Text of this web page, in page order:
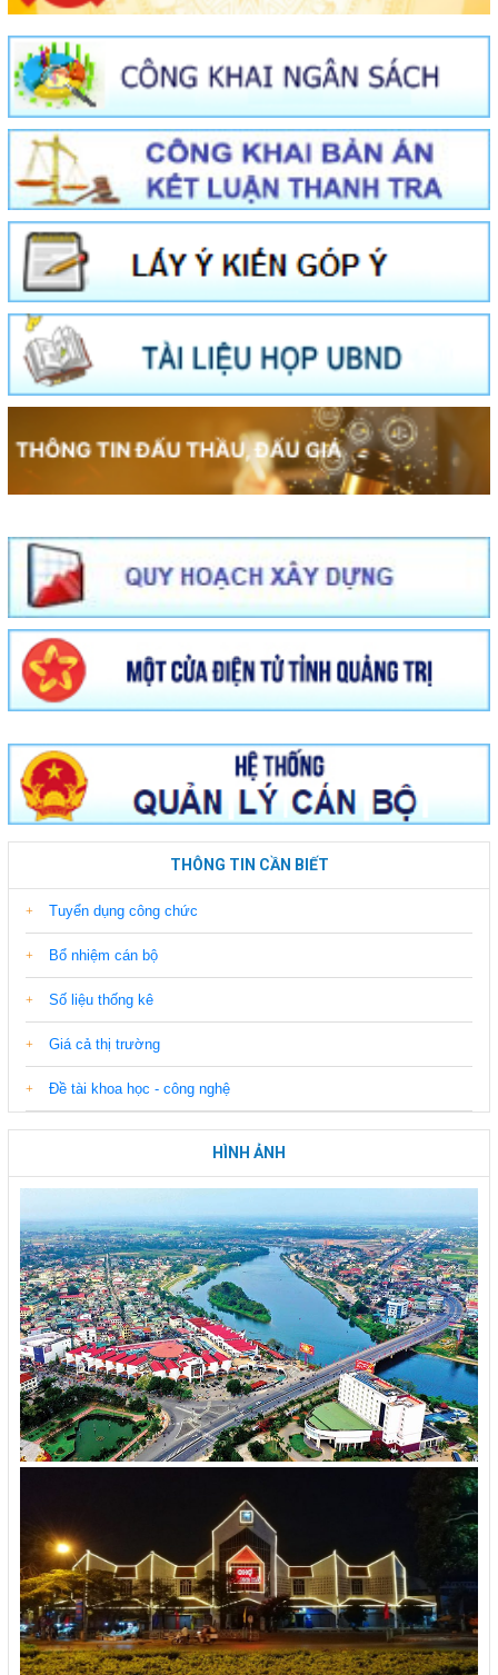
THÔNG TIN CẦN BIẾT
Tuyển dụng công chức
Bổ nhiệm cán bộ
Số liệu thống kê
Giá cả thị trường
Đề tài khoa học - công nghệ
HÌNH ẢNH